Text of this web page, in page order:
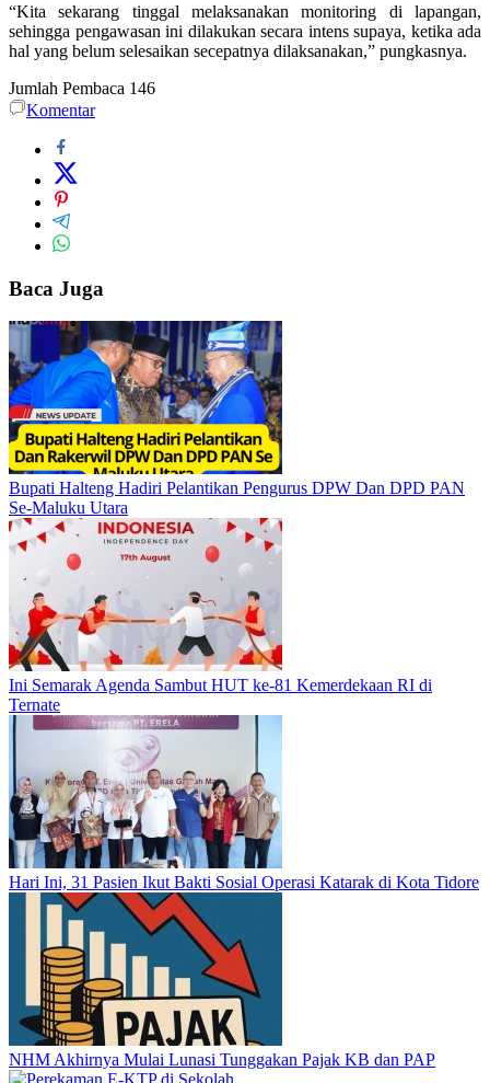
“Kita sekarang tinggal melaksanakan monitoring di lapangan,
sehingga pengawasan ini dilakukan secara intens supaya, ketika ada
hal yang belum selesaikan secepatnya dilaksanakan,” pungkasnya.
Jumlah Pembaca 146
Komentar
Baca Juga
Bupati Halteng Hadiri Pelantikan Pengurus DPW Dan DPD PAN
Se-Maluku Utara
Ini Semarak Agenda Sambut HUT ke-81 Kemerdekaan RI di
Ternate
Hari Ini, 31 Pasien Ikut Bakti Sosial Operasi Katarak di Kota Tidore
NHM Akhirnya Mulai Lunasi Tunggakan Pajak KB dan PAP